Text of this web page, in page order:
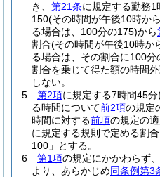
き、 第21条に規定する勤務
150(その時間が午後10時か
る場合は、100分の175)から
割合(その時間が午後10時か
る場合は、その割合に100
割合を乗じて得た額の時間
しない。
5
第2項に規定する7時間45
る時間について前2項の規定
時間に対する前項の規定の適
に規定する規則で定める割
100」とする。
6
第1項の規定にかかわらず、
より、あらかじめ同条例第3